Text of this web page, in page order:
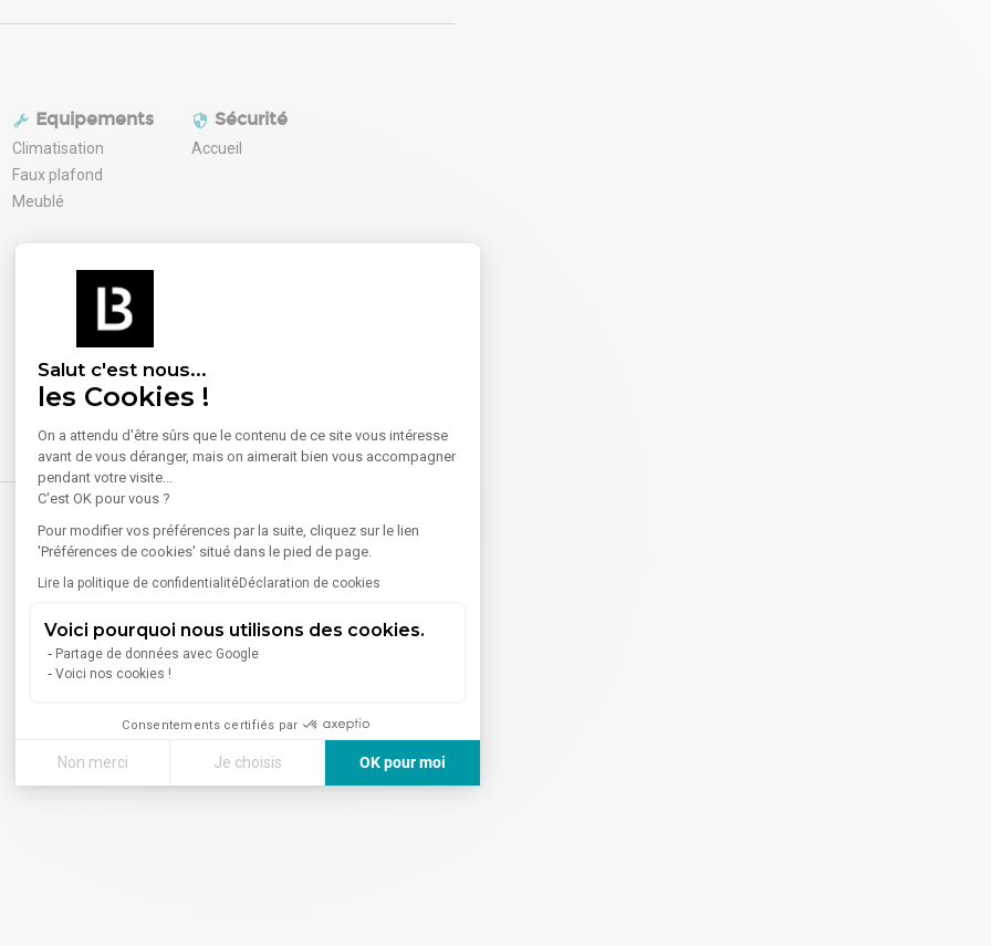
Salut c'est nous...
les Cookies !
On a attendu d'être sûrs que le contenu de ce site vous intéresse
avant de vous déranger, mais on aimerait bien vous accompagner
pendant votre visite...
C'est OK pour vous ?
Pour modifier vos préférences par la suite, cliquez sur le lien
'Préférences de cookies' situé dans le pied de page.
Lire la politique de confidentialitéDéclaration de cookies
Voici pourquoi nous utilisons des cookies.
Partage de données avec Google
Voici nos cookies !
Consentements certifiés par
Non merci Je choisis OK pour moi
Equipements
Climatisation
Faux plafond
Meublé
Sécurité
Accueil